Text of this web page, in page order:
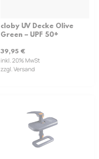
cloby UV Decke Olive
Green – UPF 50+
39,95 €
inkl. 20% MwSt
zzgl. Versand